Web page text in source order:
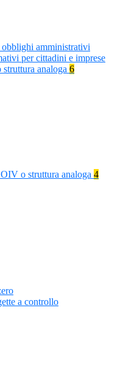
obblighi amministrativi
per cittadini e imprese
analoga 6
o struttura analoga 4
a controllo